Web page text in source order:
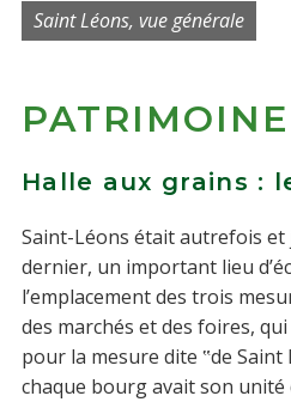
Saint Léons, vue générale
PATRIMOINE
Halle aux grains :
Saint-Léons était autrefois et
dernier, un important lieu
l’emplacement des trois
des marchés et des foires,
pour la mesure dite ‟de Saint
chaque bourg avait son unité